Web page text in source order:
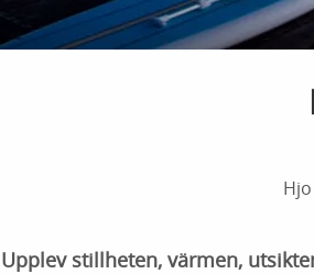
Upplev stillheten, värmen,